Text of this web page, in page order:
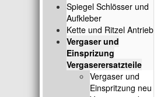
Spiegel Schlösser und
Aufkleber
Kette und Ritzel Antrieb
Vergaser und
Einsprizung
Vergaserersatzteile
Vergaser und
Einspritzung neu